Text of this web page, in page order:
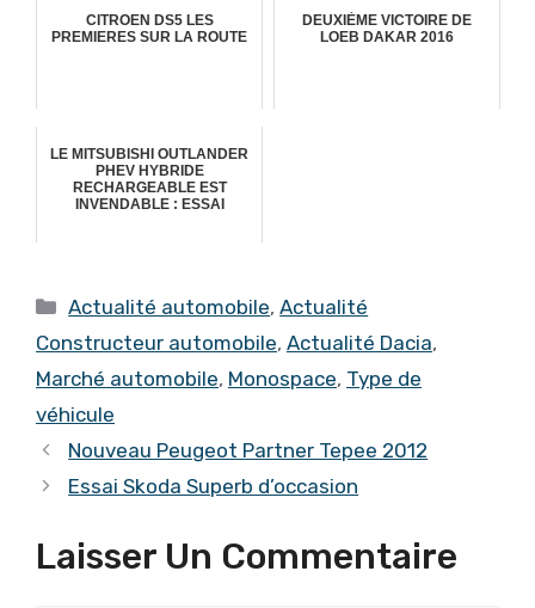
CITROEN DS5 LES
PREMIERES SUR LA ROUTE
DEUXIÈME VICTOIRE DE
LOEB DAKAR 2016
LE MITSUBISHI OUTLANDER
PHEV HYBRIDE
RECHARGEABLE EST
INVENDABLE : ESSAI
Catégories
Actualité automobile,Actualité
Constructeur automobile, Actualité Dacia,
Marché automobile, Monospace, Type de
véhicule
Nouveau Peugeot Partner Tepee 2012
Essai Skoda Superb d’occasion
Laisser Un Commentaire